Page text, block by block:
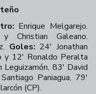
Enrique Melgarejo.
Christian Galeano.
Goles: 24' Jonathan
y 12' Ronaldo Peralta
Leguizamón, 83' David
Paniagua, 79'
(CP).